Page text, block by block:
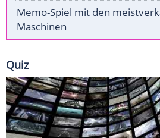
Memo-Spiel mit den
Maschinen
Quiz